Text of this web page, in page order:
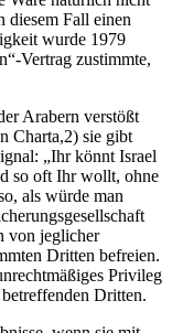
diesem Fall einen
wurde 1979
Vertrag zustimmte,
Arabern verstößt
Charta,2) sie gibt
„Ihr könnt Israel
so oft Ihr wollt, ohne
als würde man
von jeglicher
Dritten befreien.
Privileg
Dritten.